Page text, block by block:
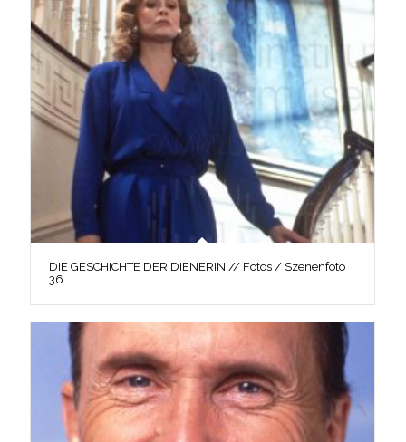
DIE GESCHICHTE DER DIENERIN // Fotos / Szenenfoto
36